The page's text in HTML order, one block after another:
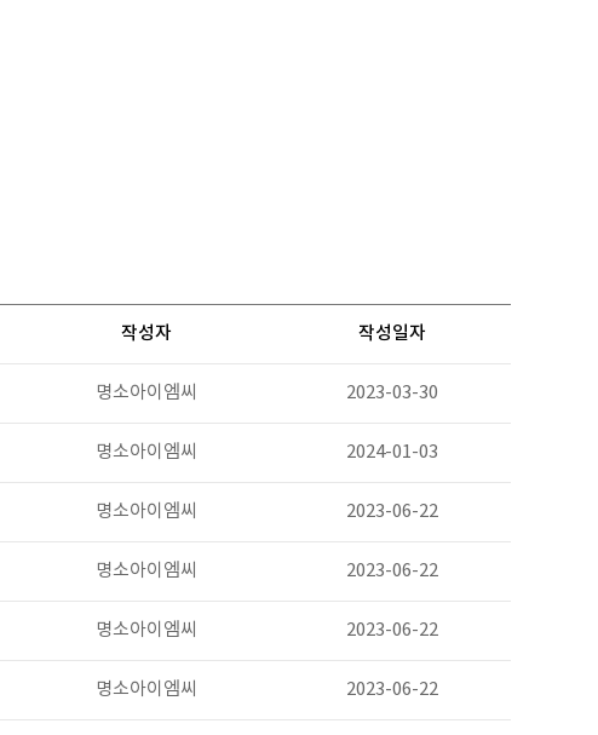
작성자 작성일자
명소아이엠씨 2023-03-30
명소아이엠씨 2024-01-03
명소아이엠씨 2023-06-22
명소아이엠씨 2023-06-22
명소아이엠씨 2023-06-22
명소아이엠씨 2023-06-22